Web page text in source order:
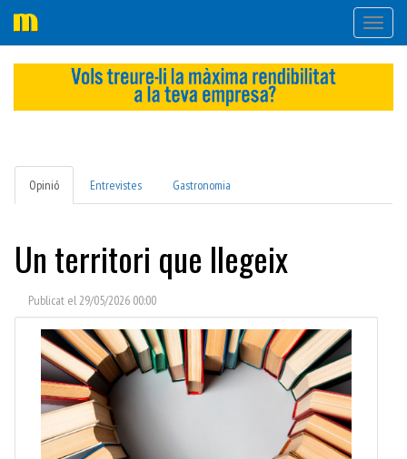
Opinió Entrevistes Gastronomia
Un territori que llegeix
Publicat el 29/05/2026 00:00